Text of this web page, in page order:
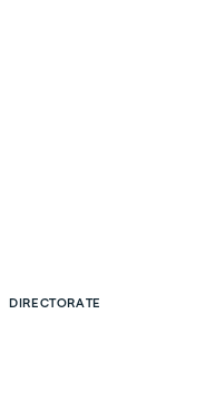
DIRECTORATE